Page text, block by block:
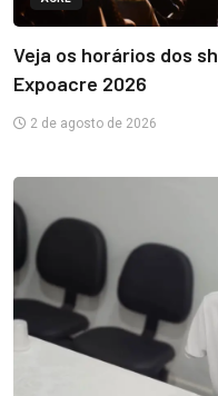
Veja os horários dos
Expoacre 2026
2 de agosto de 2026